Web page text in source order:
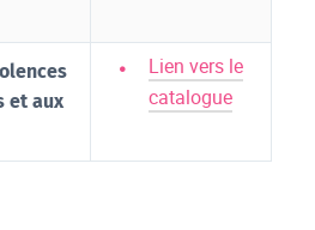
et aux
Lien vers le
catalogue